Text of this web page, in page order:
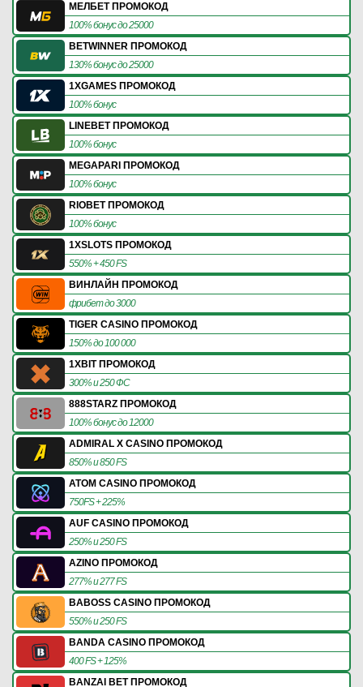
МЕЛБЕТ ПРОМОКОД
100% бонус до 25000
BETWINNER ПРОМОКОД
130% бонус до 25000
1XGAMES ПРОМОКОД
100% бонус
LINEBET ПРОМОКОД
100% бонус
MEGAPARI ПРОМОКОД
100% бонус
RIOBET ПРОМОКОД
100% бонус
1XSLOTS ПРОМОКОД
550% + 450 FS
ВИНЛАЙН ПРОМОКОД
фрибет до 3000
TIGER CASINO ПРОМОКОД
150% до 100 000
1XBIT ПРОМОКОД
300% и 250 ФС
888STARZ ПРОМОКОД
100% бонус до 12000
ADMIRAL X CASINO ПРОМОКОД
850% и 850 FS
ATOM CASINO ПРОМОКОД
750FS + 225%
AUF CASINO ПРОМОКОД
250% и 250 FS
AZINO ПРОМОКОД
277% и 277 FS
BABOSS CASINO ПРОМОКОД
550% и 250 FS
BANDA CASINO ПРОМОКОД
400 FS + 125%
BANZAI BET ПРОМОКОД